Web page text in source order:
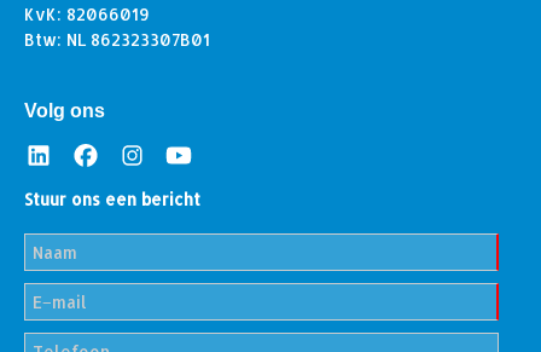
KvK: 82066019
Btw: NL 862323307B01
Volg ons
Stuur ons een bericht